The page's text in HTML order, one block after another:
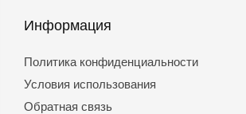
Информация
Политика конфиденциальности
Условия использования
Обратная связь